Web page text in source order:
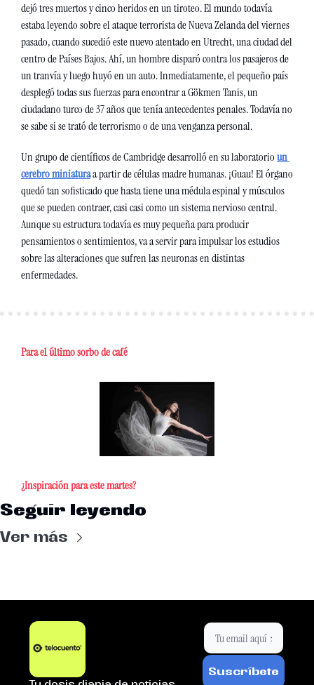
dejó tres muertos y cinco heridos en un tiroteo. El mundo todavía
estaba leyendo sobre el ataque terrorista de Nueva Zelanda del viernes
pasado, cuando sucedió este nuevo atentado en Utrecht, una ciudad del
centro de Países Bajos. Ahí, un hombre disparó contra los pasajeros de
un tranvía y luego huyó en un auto. Inmediatamente, el pequeño país
desplegó todas sus fuerzas para encontrar a Gökmen Tanis, un
ciudadano turco de 37 años que tenía antecedentes penales. Todavía no
se sabe si se trató de terrorismo o de una venganza personal.
Un grupo de científicos de Cambridge desarrolló en su laboratorio un
cerebro miniatura a partir de células madre humanas. ¡Guau! El órgano
quedó tan sofisticado que hasta tiene una médula espinal y músculos
que se pueden contraer, casi casi como un sistema nervioso central.
Aunque su estructura todavía es muy pequeña para producir
pensamientos o sentimientos, va a servir para impulsar los estudios
sobre las alteraciones que sufren las neuronas en distintas
enfermedades.
Para el último sorbo de café
¿Inspiración para este martes?
Seguir leyendo
Ver más
Suscríbete